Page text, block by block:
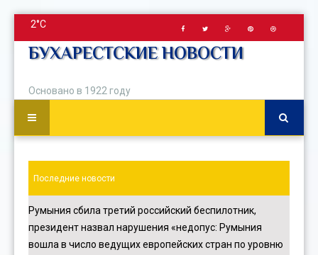
2°C
БУХАРЕСТСКИЕ НОВОСТИ
Основано в 1922 году
Последние новости
Румыния сбила третий российский беспилотник,
президент назвал нарушения «недопус: Румыния
вошла в число ведущих европейских стран по уровню